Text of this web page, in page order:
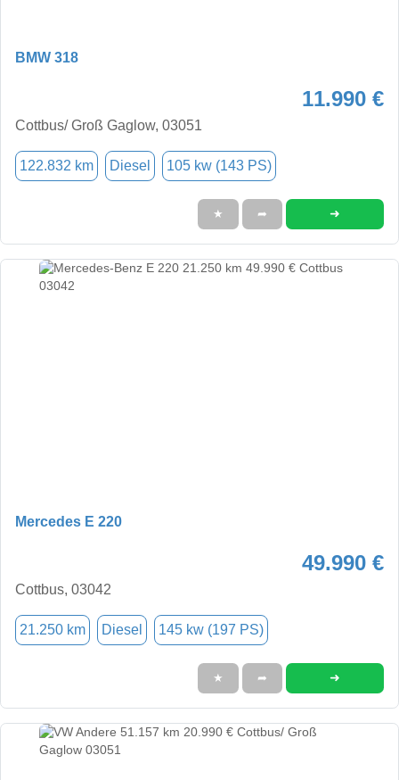
BMW 318
11.990 €
Cottbus/ Groß Gaglow, 03051
122.832 km Diesel 105 kw (143 PS)
★ ➦ ➜
Mercedes E 220
49.990 €
Cottbus, 03042
21.250 km Diesel 145 kw (197 PS)
★ ➦ ➜